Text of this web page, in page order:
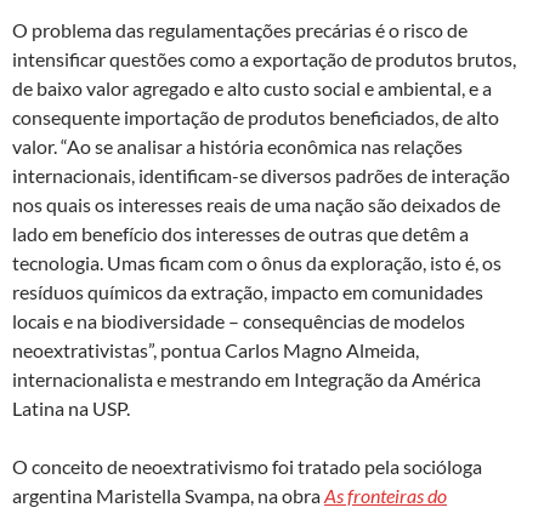
O problema das regulamentações precárias é o risco de
intensificar questões como a exportação de produtos brutos,
de baixo valor agregado e alto custo social e ambiental, e a
consequente importação de produtos beneficiados, de alto
valor. “Ao se analisar a história econômica nas relações
internacionais, identificam-se diversos padrões de interação
nos quais os interesses reais de uma nação são deixados de
lado em benefício dos interesses de outras que detêm a
tecnologia. Umas ficam com o ônus da exploração, isto é, os
resíduos químicos da extração, impacto em comunidades
locais e na biodiversidade – consequências de modelos
neoextrativistas”, pontua Carlos Magno Almeida,
internacionalista e mestrando em Integração da América
Latina na USP.
O conceito de neoextrativismo foi tratado pela socióloga
argentina Maristella Svampa, na obraAs fronteiras do